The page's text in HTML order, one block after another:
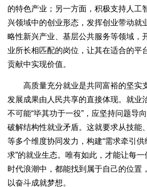
的特色产业；另一方面，积极支持人工
兴领域中的创业形态，发挥创业带动就
略性新兴产业、基层公共服务等领域，
业所长相匹配的岗位，让其在适合的平
贡献中实现价值。
高质量充分就业是共同富裕的坚实
发展成果由人民共享的直接体现。就业
不可能“毕其功于一役”，应坚持问题导
破解结构性就业矛盾。这就要求从技能
等多个维度协同发力，构建“需求牵引
求”的就业生态。唯有如此，才能让每
时代浪潮中，都能找到属于自己的位置
以奋斗成就梦想。